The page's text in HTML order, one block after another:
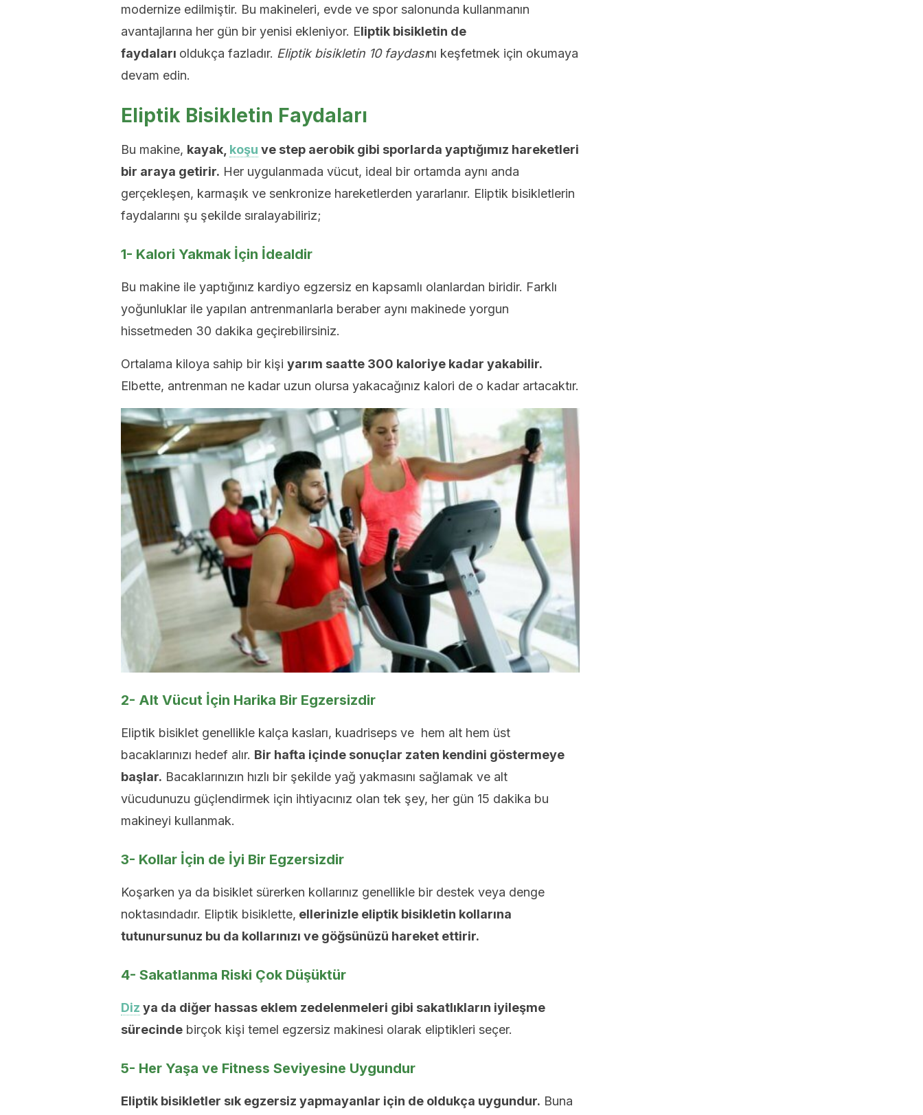
modernize edilmiştir. Bu makineleri, evde ve spor salonunda kullanmanın
avantajlarına her gün bir yenisi ekleniyor. Eliptik bisikletin de
faydaları oldukça fazladır. Eliptik bisikletin 10 faydasını keşfetmek için okumaya
devam edin.
Eliptik Bisikletin Faydaları
Bu makine, kayak, koşu ve step aerobik gibi sporlarda yaptığımız hareketleri
bir araya getirir. Her uygulanmada vücut, ideal bir ortamda aynı anda
gerçekleşen, karmaşık ve senkronize hareketlerden yararlanır. Eliptik bisikletlerin
faydalarını şu şekilde sıralayabiliriz;
1- Kalori Yakmak İçin İdealdir
Bu makine ile yaptığınız kardiyo egzersiz en kapsamlı olanlardan biridir. Farklı
yoğunluklar ile yapılan antrenmanlarla beraber aynı makinede yorgun
hissetmeden 30 dakika geçirebilirsiniz.
Ortalama kiloya sahip bir kişi yarım saatte 300 kaloriye kadar yakabilir.
Elbette, antrenman ne kadar uzun olursa yakacağınız kalori de o kadar artacaktır.
2- Alt Vücut İçin Harika Bir Egzersizdir
Eliptik bisiklet genellikle kalça kasları, kuadriseps ve hem alt hem üst
bacaklarınızı hedef alır. Bir hafta içinde sonuçlar zaten kendini göstermeye
başlar. Bacaklarınızın hızlı bir şekilde yağ yakmasını sağlamak ve alt
vücudunuzu güçlendirmek için ihtiyacınız olan tek şey, her gün 15 dakika bu
makineyi kullanmak.
3- Kollar İçin de İyi Bir Egzersizdir
Koşarken ya da bisiklet sürerken kollarınız genellikle bir destek veya denge
noktasındadır. Eliptik bisiklette, ellerinizle eliptik bisikletin kollarına
tutunursunuz bu da kollarınızı ve göğsünüzü hareket ettirir.
4- Sakatlanma Riski Çok Düşüktür
Diz ya da diğer hassas eklem zedelenmeleri gibi sakatlıkların iyileşme
sürecinde birçok kişi temel egzersiz makinesi olarak eliptikleri seçer.
5- Her Yaşa ve Fitness Seviyesine Uygundur
Eliptik bisikletler sık egzersiz yapmayanlar için de oldukça uygundur. Buna